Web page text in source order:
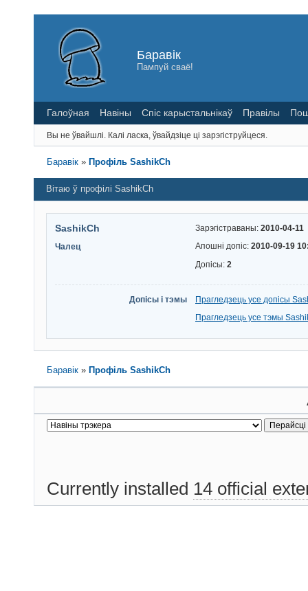
Баравік
Пампуй сваё!
Галоўная Навіны Спіс карыстальнікаў Правілы
Вы не ўвайшлі. Калі ласка, ўвайдзіце ці зарэгіструйцеся.
Баравік » Профіль SashikCh
Вітаю ў профілі SashikCh
SashikCh
Чалец
Зарэгістраваны: 2010-04-11
Апошні допіс: 2010-09-19
Допісы: 2
Допісы і тэмы
Прагледзець усе допісы
Прагледзець усе тэмы
Баравік » Профіль SashikCh
Currently installed 14 official